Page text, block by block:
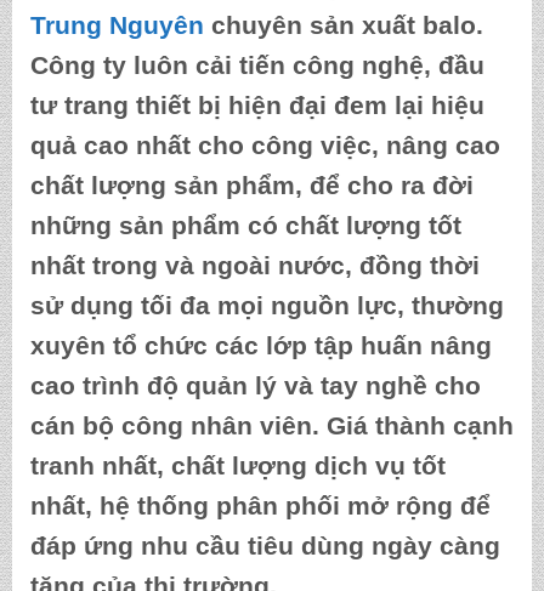
Trung Nguyên chuyên sản xuất balo.
Công ty luôn cải tiến công nghệ, đầu
tư trang thiết bị hiện đại đem lại hiệu
quả cao nhất cho công việc, nâng cao
chất lượng sản phẩm, để cho ra đời
những sản phẩm có chất lượng tốt
nhất trong và ngoài nước, đồng thời
sử dụng tối đa mọi nguồn lực, thường
xuyên tổ chức các lớp tập huấn nâng
cao trình độ quản lý và tay nghề cho
cán bộ công nhân viên. Giá thành cạnh
tranh nhất, chất lượng dịch vụ tốt
nhất, hệ thống phân phối mở rộng để
đáp ứng nhu cầu tiêu dùng ngày càng
tăng của thị trường.